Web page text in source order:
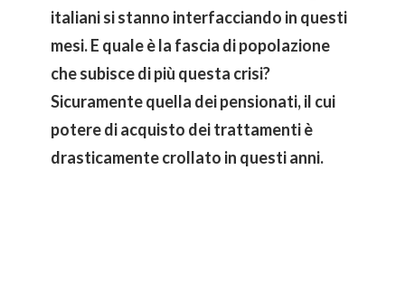
italiani si stanno interfacciando in questi
mesi. E quale è la fascia di popolazione
che subisce di più questa crisi?
Sicuramente quella dei pensionati, il cui
potere di acquisto dei trattamenti è
drasticamente crollato in questi anni.